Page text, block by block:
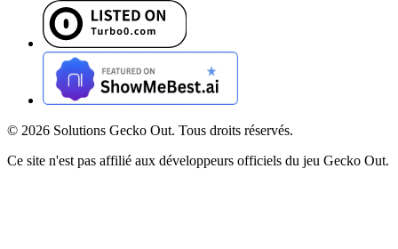
© 2026 Solutions Gecko Out. Tous droits réservés.
Ce site n'est pas affilié aux développeurs officiels du jeu Gecko Out.